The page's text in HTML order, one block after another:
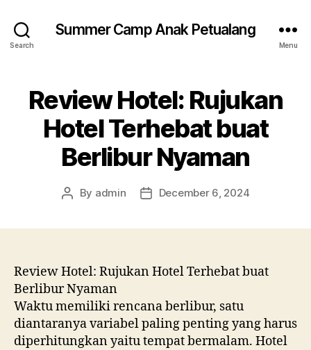
Search
Summer Camp Anak Petualang
Menu
Review Hotel: Rujukan
Hotel Terhebat buat
Berlibur Nyaman
Post
By admin
PostDecember 6, 2024
Review Hotel: Rujukan Hotel Terhebat buat
Berlibur Nyaman
Waktu memiliki rencana berlibur, satu
diantaranya variabel paling penting yang harus
diperhitungkan yaitu tempat bermalam. Hotel